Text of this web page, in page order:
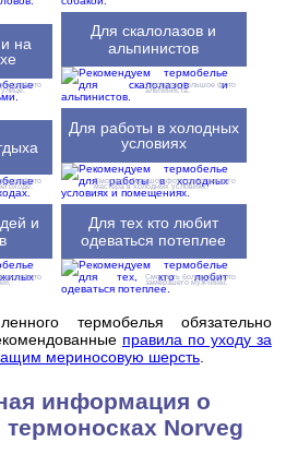
на
фото
Для скалолазов и
альпинистов
Смотреть большое фото
альпиниста.
фото
Для работы в холодных
условиях
Смотреть большое фото работающего
мастера в холодных условиях.
и
фото
Для тех кто любит
одеваться потеплее
Смотреть большое фото
замерзшего мужчины.
термобелья обязательно
правила по уходу за
мериносовую шерсть.
информация о
Norveg